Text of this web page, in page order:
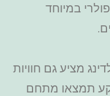
במיוחד
מציע גם חוויות
תמצאו מתחם